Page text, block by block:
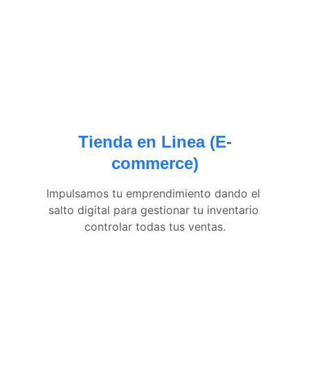
Tienda en Linea (E-
commerce)
Impulsamos tu emprendimiento dando el
salto digital para gestionar tu inventario
controlar todas tus ventas.